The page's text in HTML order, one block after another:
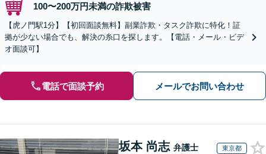
100〜200万円未満の詐欺被害
【虎ノ門駅1分】【初回面談無料】副業詐欺・タスク詐欺に特化！証
拠が少ない場合でも、解決の糸口を探します。【電話・メール・ビデ
オ面談可】
電話で面談予約 メールでお問い合わせ
坂本 尚志 弁護士 東京都